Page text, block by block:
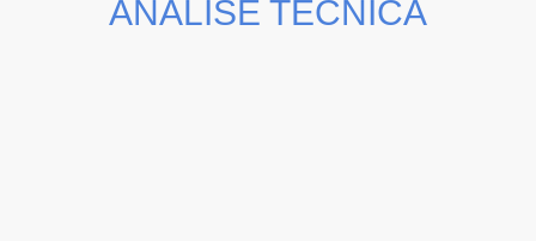
ANÁLISE TÉCNICA